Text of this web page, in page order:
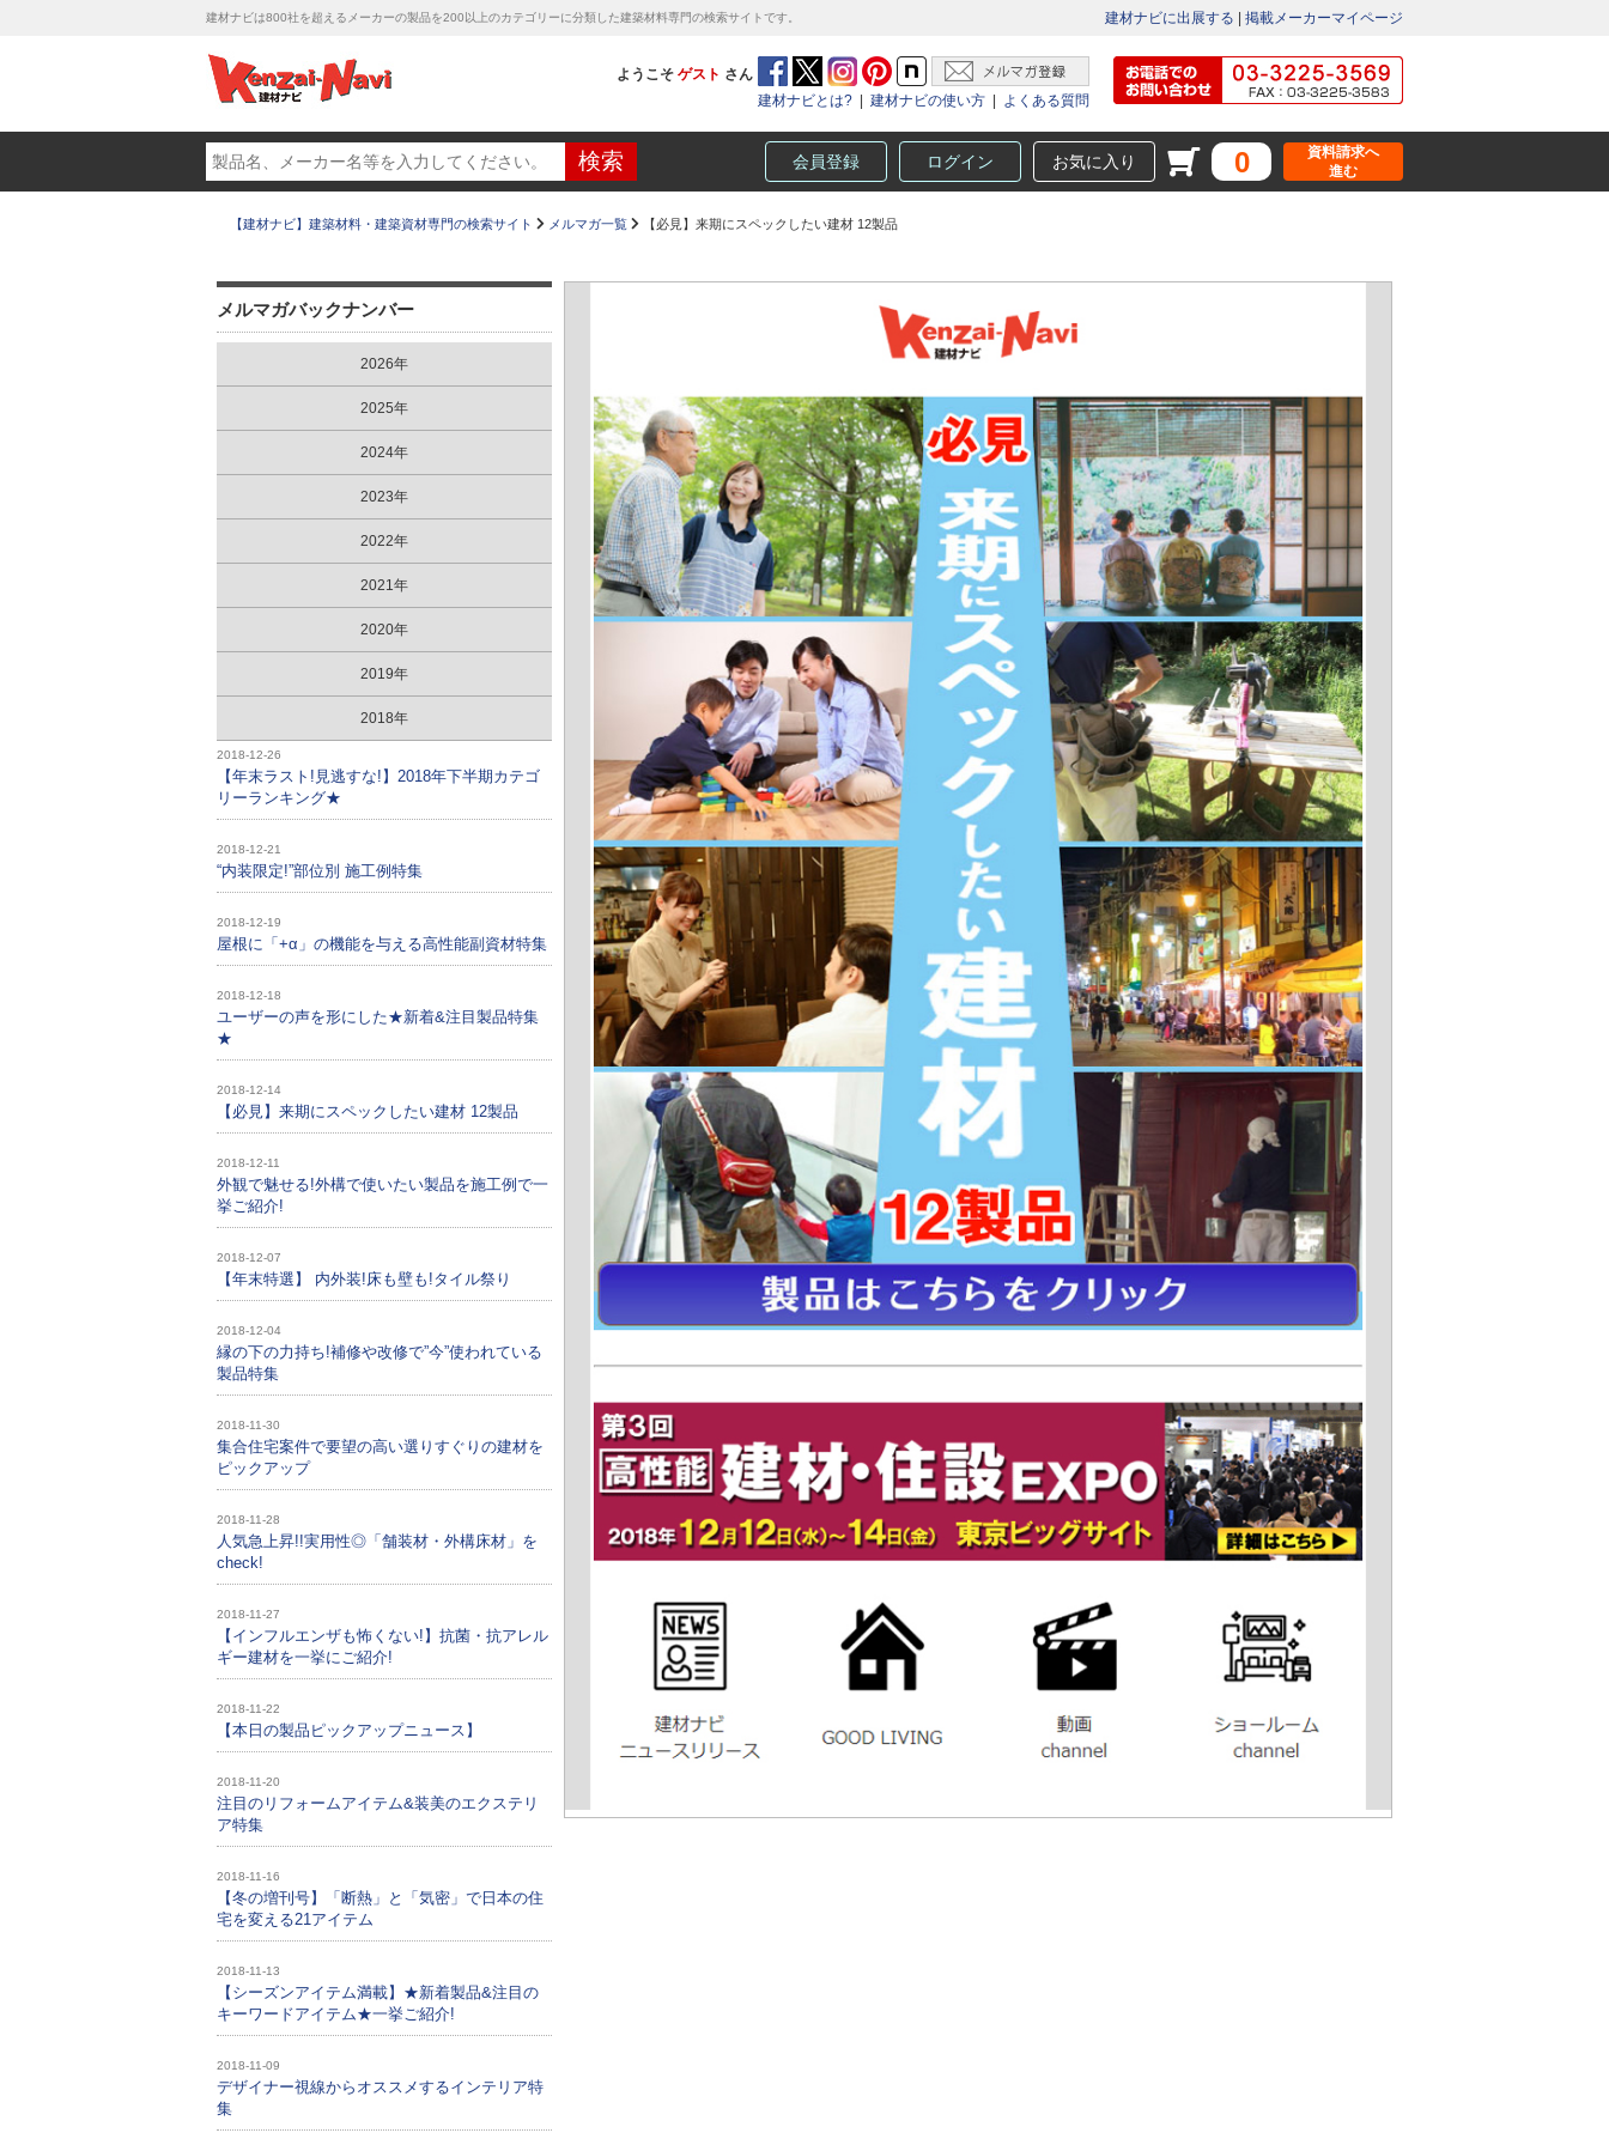
建材ナビは800社を超えるメーカーの製品を200以上のカテゴリーに分類した建築材料専門の検索サイトです。 建材ナビに出展する 掲載メーカーマイページ
ようこそ ゲスト さん
建材ナビとは?
建材ナビの使い方 よくある質問
会員登録 ログイン お気に入り 0
資料請求へ
進む
【建材ナビ】建築材料・建築資材専門の検索サイト メルマガ一覧 【必見】来期にスペックしたい建材 12製品
メルマガバックナンバー
2026年
2025年
2024年
2023年
2022年
2021年
2020年
2019年
2018年
2018-12-26
【年末ラスト!見逃すな!】2018年下半期カテゴ
リーランキング★
2018-12-21
“内装限定!”部位別 施工例特集
2018-12-19
屋根に「+α」の機能を与える高性能副資材特集
2018-12-18
ユーザーの声を形にした★新着&注目製品特集
★
2018-12-14
【必見】来期にスペックしたい建材 12製品
2018-12-11
外観で魅せる!外構で使いたい製品を施工例で一
挙ご紹介!
2018-12-07
【年末特選】 内外装!床も壁も!タイル祭り
2018-12-04
縁の下の力持ち!補修や改修で”今”使われている
製品特集
2018-11-30
集合住宅案件で要望の高い選りすぐりの建材を
ピックアップ
2018-11-28
人気急上昇!!実用性◎「舗装材・外構床材」を
check!
2018-11-27
【インフルエンザも怖くない!】抗菌・抗アレル
ギー建材を一挙にご紹介!
2018-11-22
【本日の製品ピックアップニュース】
2018-11-20
注目のリフォームアイテム&装美のエクステリ
ア特集
2018-11-16
【冬の増刊号】「断熱」と「気密」で日本の住
宅を変える21アイテム
2018-11-13
【シーズンアイテム満載】★新着製品&注目の
キーワードアイテム★一挙ご紹介!
2018-11-09
デザイナー視線からオススメするインテリア特
集